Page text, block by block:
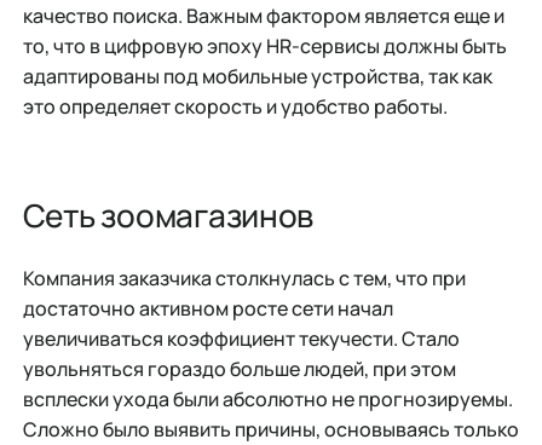
качество поиска. Важным фактором является еще и
то, что в цифровую эпоху HR-сервисы должны быть
адаптированы под мобильные устройства, так как
это определяет скорость и удобство работы.
Сеть зоомагазинов
Компания заказчика столкнулась с тем, что при
достаточно активном росте сети начал
увеличиваться коэффициент текучести. Стало
увольняться гораздо больше людей, при этом
всплески ухода были абсолютно не прогнозируемы.
Сложно было выявить причины, основываясь только